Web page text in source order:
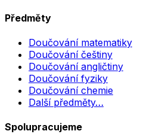
Předměty
Doučování matematiky
Doučování češtiny
Doučování angličtiny
Doučování fyziky
Doučování chemie
Další předměty…
Spolupracujeme